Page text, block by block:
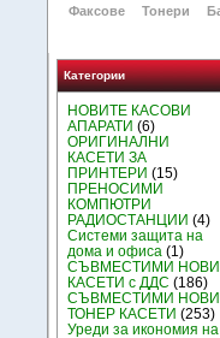
Факсове
Тонери
Категории
НОВИТЕ КАСОВИ
АПАРАТИ (6)
ОРИГИНАЛНИ
КАСЕТИ ЗА
ПРИНТЕРИ (15)
ПРЕНОСИМИ
КОМПЮТРИ
РАДИОСТАНЦИИ (4)
Системи защита на
дома и офиса (1)
СЪВМЕСТИМИ НОВИ
КАСЕТИ с ДДС (186)
СЪВМЕСТИМИ НОВИ
ТОНЕР КАСЕТИ (253)
Уреди за икономия на